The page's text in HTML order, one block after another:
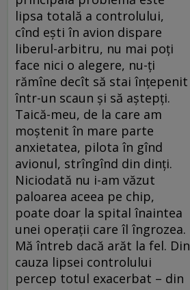
lipsa totală a controlului,
cînd ești în avion dispare
liberul-arbitru, nu mai poți
face nici o alegere, nu-ți
rămîne decît să stai înțepenit
într-un scaun și să aștepți.
Taică-meu, de la care am
moștenit în mare parte
anxietatea, pilota în gînd
avionul, strîngînd din dinți.
Niciodată nu i-am văzut
paloarea aceea pe chip,
poate doar la spital înaintea
unei operații care îl îngrozea.
Mă întreb dacă arăt la fel. Din
cauza lipsei controlului
percep totul exacerbat – din